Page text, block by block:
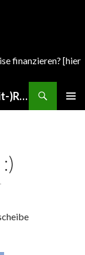
finanzieren? [hier
Weltreise247.com - Unsere (Langzeit-)Reisen um die Welt